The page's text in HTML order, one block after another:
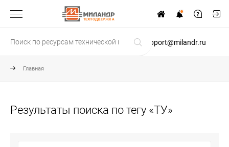
ТЕХПОДДЕРЖКА
support@milandr.ru
Главная
Результаты поиска по тегу «ТУ»